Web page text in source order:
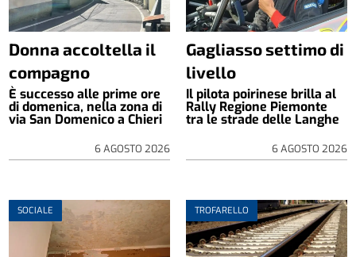
Donna accoltella il
compagno
È successo alle prime ore
di domenica, nella zona di
via San Domenico a Chieri
6 AGOSTO 2026
Gagliasso settimo di
livello
Il pilota poirinese brilla al
Rally Regione Piemonte
tra le strade delle Langhe
6 AGOSTO 2026
SOCIALE TROFARELLO